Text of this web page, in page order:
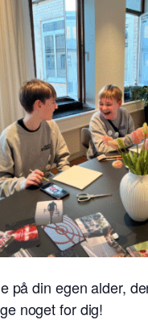
på din egen alder,
noget for dig!